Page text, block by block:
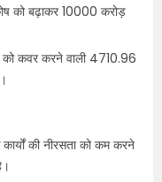
को बढ़ाकर 10000 करोड़
कवर करने वाली 4710.96
की नीरसता को कम करने